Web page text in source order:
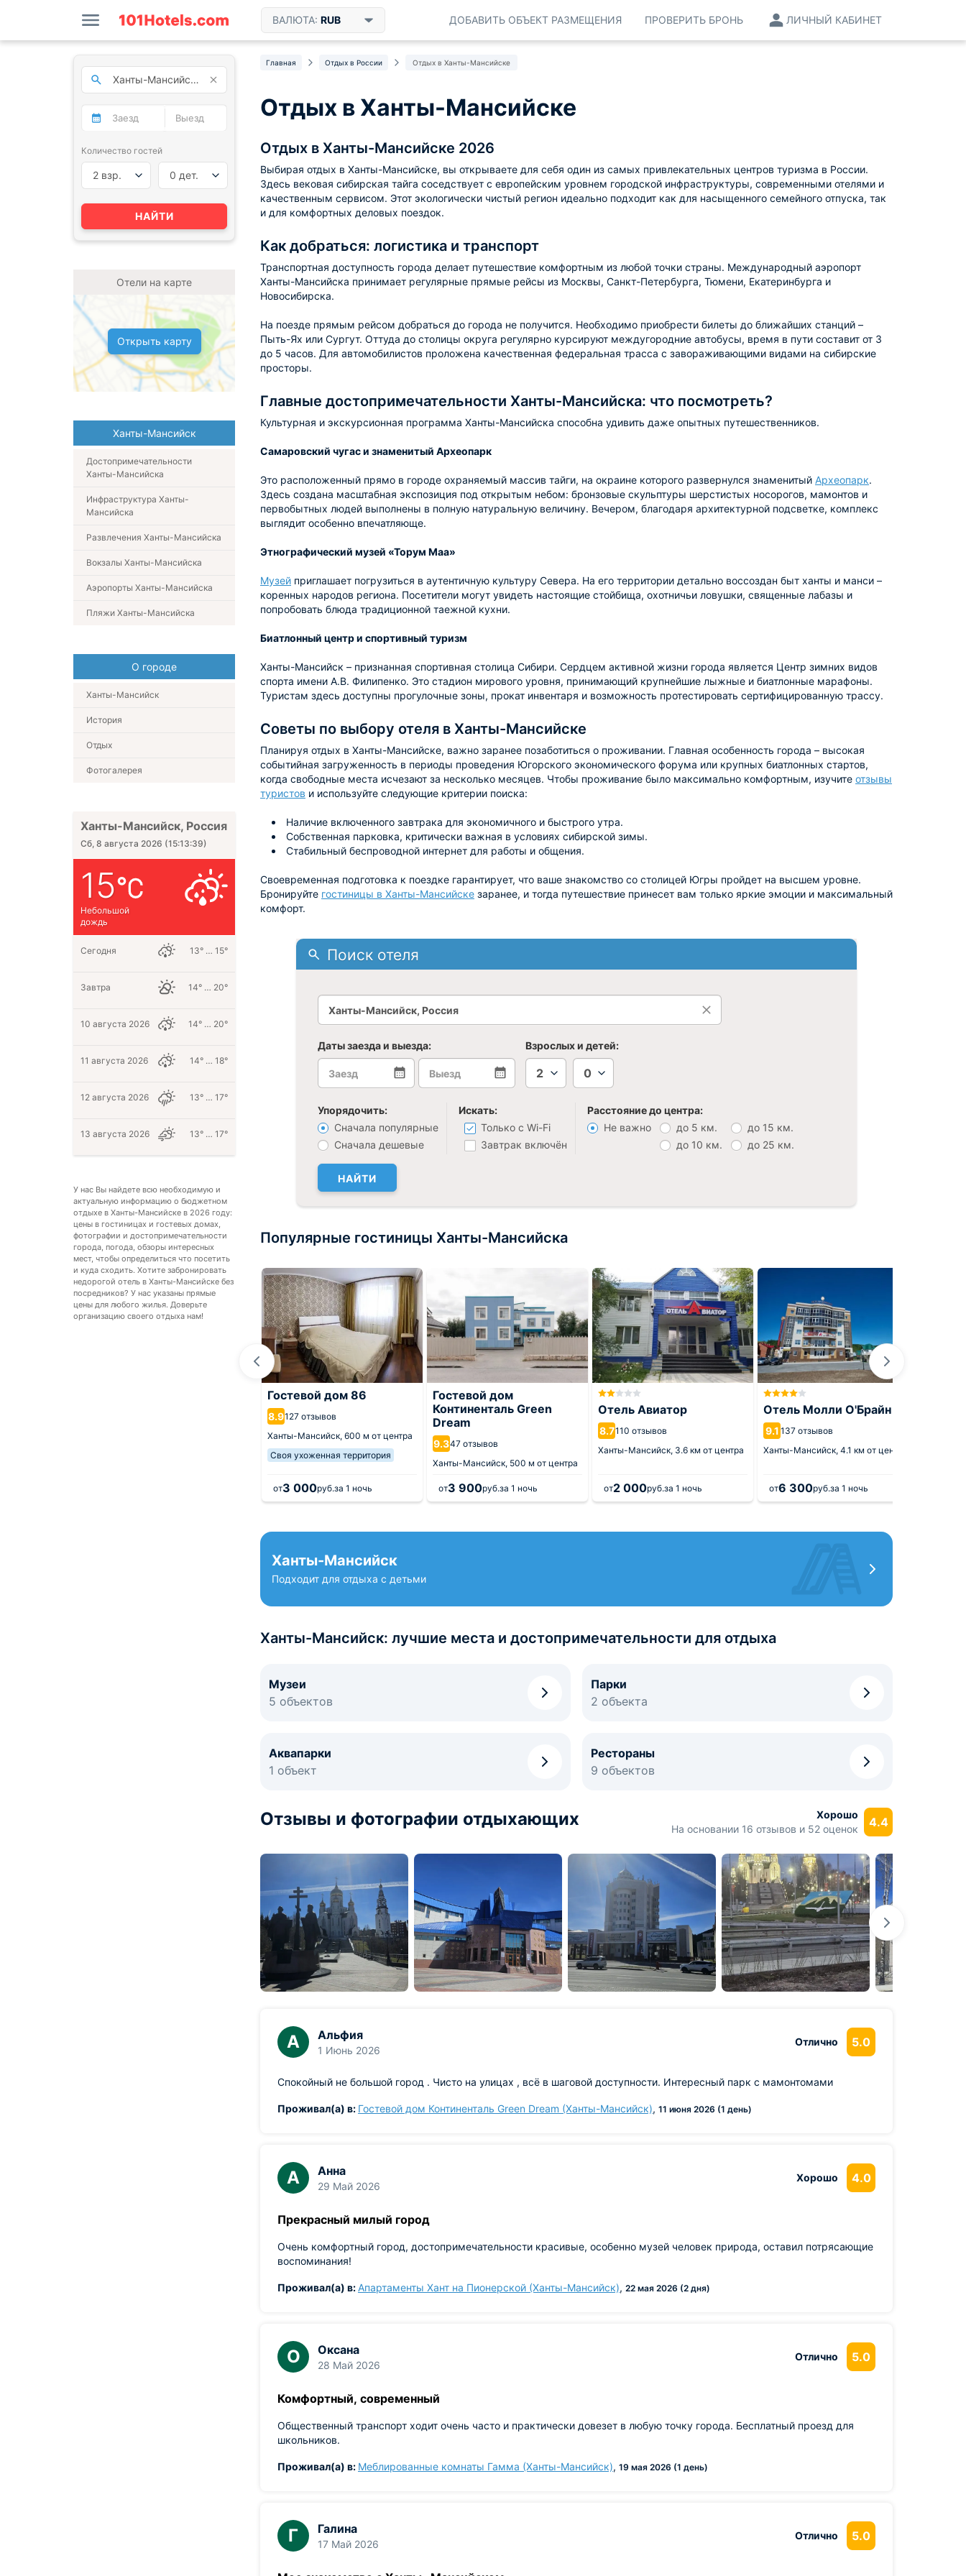
ВАЛЮТА: RUB ЛИЧНЫЙ КАБИНЕТ
ПРОВЕРИТЬ БРОНЬ
ДОБАВИТЬ ОБЪЕКТ РАЗМЕЩЕНИЯ
Главная Отдых в России Отдых в Ханты-Мансийске
Отдых в Ханты-Мансийске
Отдых в Ханты-Мансийске 2026
Выбирая отдых в Ханты-Мансийске, вы открываете для себя один из самых привлекательных центров туризма в России.
Здесь вековая сибирская тайга соседствует с европейским уровнем городской инфраструктуры, современными отелями и
качественным сервисом. Этот экологически чистый регион идеально подходит как для насыщенного семейного отпуска, так
и для комфортных деловых поездок.
Как добраться: логистика и транспорт
Транспортная доступность города делает путешествие комфортным из любой точки страны. Международный аэропорт
Ханты-Мансийска принимает регулярные прямые рейсы из Москвы, Санкт-Петербурга, Тюмени, Екатеринбурга и
Новосибирска.
На поезде прямым рейсом добраться до города не получится. Необходимо приобрести билеты до ближайших станций –
Пыть-Ях или Сургут. Оттуда до столицы округа регулярно курсируют междугородние автобусы, время в пути составит от 3
до 5 часов. Для автомобилистов проложена качественная федеральная трасса с завораживающими видами на сибирские
просторы.
Главные достопримечательности Ханты-Мансийска: что посмотреть?
Культурная и экскурсионная программа Ханты-Мансийска способна удивить даже опытных путешественников.
Самаровский чугас и знаменитый Археопарк
Это расположенный прямо в городе охраняемый массив тайги, на окраине которого развернулся знаменитый Археопарк.
Здесь создана масштабная экспозиция под открытым небом: бронзовые скульптуры шерстистых носорогов, мамонтов и
первобытных людей выполнены в полную натуральную величину. Вечером, благодаря архитектурной подсветке, комплекс
выглядит особенно впечатляюще.
Этнографический музей «Торум Маа»
Музей приглашает погрузиться в аутентичную культуру Севера. На его территории детально воссоздан быт ханты и манси –
коренных народов региона. Посетители могут увидеть настоящие стойбища, охотничьи ловушки, священные лабазы и
попробовать блюда традиционной таежной кухни.
Биатлонный центр и спортивный туризм
Ханты-Мансийск – признанная спортивная столица Сибири. Сердцем активной жизни города является Центр зимних видов
спорта имени А.В. Филипенко. Это стадион мирового уровня, принимающий крупнейшие лыжные и биатлонные марафоны.
Туристам здесь доступны прогулочные зоны, прокат инвентаря и возможность протестировать сертифицированную трассу.
Советы по выбору отеля в Ханты-Мансийске
Планируя отдых в Ханты-Мансийске, важно заранее позаботиться о проживании. Главная особенность города – высокая
событийная загруженность в периоды проведения Югорского экономического форума или крупных биатлонных стартов,
когда свободные места исчезают за несколько месяцев. Чтобы проживание было максимально комфортным, изучите отзывы
туристов и используйте следующие критерии поиска:
Наличие включенного завтрака для экономичного и быстрого утра.
Собственная парковка, критически важная в условиях сибирской зимы.
Стабильный беспроводной интернет для работы и общения.
Своевременная подготовка к поездке гарантирует, что ваше знакомство со столицей Югры пройдет на высшем уровне.
Бронируйте гостиницы в Ханты-Мансийске заранее, и тогда путешествие принесет вам только яркие эмоции и максимальный
комфорт.
Поиск отеля
Даты заезда и выезда: Взрослых и детей:
2 0
Упорядочить:
Сначала популярные
Сначала дешевые
Искать:
Только с Wi-Fi
Завтрак включён
Расстояние до центра:
Не важно
до 5 км.
до 10 км.
до 15 км.
до 25 км.
НАЙТИ
Популярные гостиницы Ханты-Мансийска
Гостевой дом 86
8.9127 отзывов
Ханты-Мансийск, 600 м от центра
Своя ухоженная территория
от3 000руб.за 1 ночь
Гостевой дом
Континенталь Green
Dream
9.347 отзывов
Ханты-Мансийск, 500 м от центра
от3 900руб.за 1 ночь
Отель Авиатор
8.7110 отзывов
Ханты-Мансийск, 3.6 км от центра
от2 000руб.за 1 ночь
Отель Молли О'Брайн
9.1 137 отзывов
Ханты-Мансийск, 4.1 км от центра
от6 300руб.за 1 ночь
Ханты-Мансийск
Подходит для отдыха с детьми
Ханты-Мансийск: лучшие места и достопримечательности для отдыха
Музеи
5 объектов
Парки
2 объекта
Аквапарки
1 объект
Рестораны
9 объектов
Отзывы и фотографии отдыхающих
Хорошо
На основании 16 отзывов и 52 оценок
4.4
А Альфия
1 Июнь 2026
Отлично 5.0
Спокойный не большой город . Чисто на улицах , всё в шаговой доступности. Интересный парк с мамонтомами
Проживал(а) в: Гостевой дом Континенталь Green Dream (Ханты-Мансийск), 11 июня 2026 (1 день)
А Анна
29 Май 2026
Хорошо 4.0
Прекрасный милый город
Очень комфортный город, достопримечательности красивые, особенно музей человек природа, оставил потрясающие
воспоминания!
Проживал(а) в:Апартаменты Хант на Пионерской (Ханты-Мансийск), 22 мая 2026 (2 дня)
О Оксана
28 Май 2026
Отлично 5.0
Комфортный, современный
Общественный транспорт ходит очень часто и практически довезет в любую точку города. Бесплатный проезд для
школьников.
Проживал(а) в: Меблированные комнаты Гамма (Ханты-Мансийск), 19 мая 2026 (1 день)
Г Галина
17 Май 2026
Отлично 5.0
Количество гостей
2 взр. 0 дет.
НАЙТИ
Отели на карте
Открыть карту
Ханты-Мансийск
Достопримечательности
Ханты-Мансийска
Инфраструктура Ханты-
Мансийска
Развлечения Ханты-Мансийска
Вокзалы Ханты-Мансийска
Аэропорты Ханты-Мансийска
Пляжи Ханты-Мансийска
О городе
Ханты-Мансийск
История
Отдых
Фотогалерея
Ханты-Мансийск, Россия
Сб, 8 августа 2026 (15:13:40)
15
Небольшой
дождь
Сегодня 13° … 15°
Завтра 14° … 20°
10 августа 2026 14° … 20°
11 августа 2026 14° … 18°
12 августа 2026 13° … 17°
13 августа 2026 13° … 17°
У нас Вы найдете всю необходимую и
актуальную информацию о бюджетном
отдыхе в Ханты-Мансийске в 2026 году:
цены в гостиницах и гостевых домах,
фотографии и достопримечательности
города, погода, обзоры интересных
мест, чтобы определиться что посетить
и куда сходить. Хотите забронировать
недорогой отель в Ханты-Мансийске без
посредников? У нас указаны прямые
цены для любого жилья. Доверьте
организацию своего отдыха нам!